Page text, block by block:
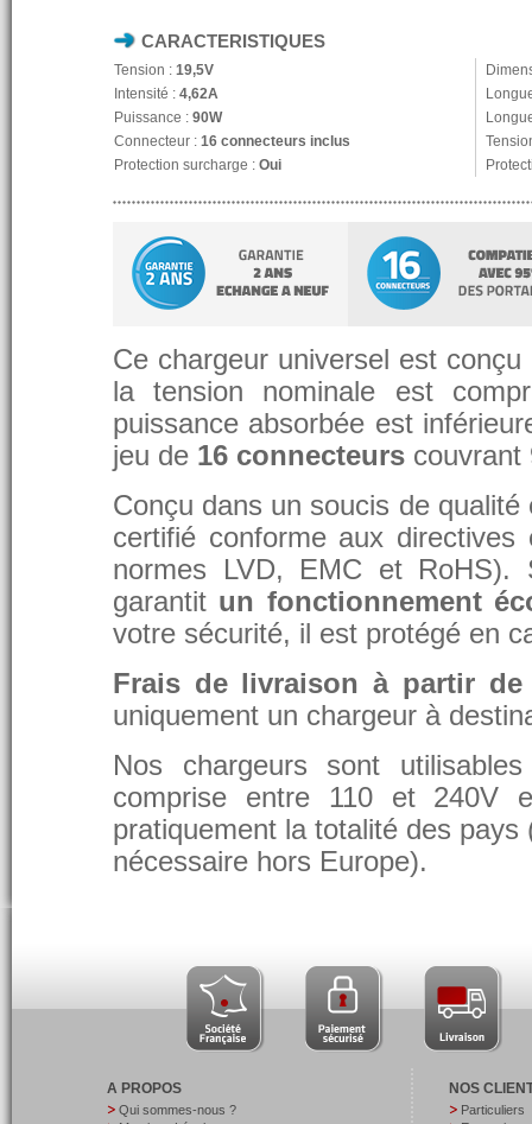
CARACTERISTIQUES
Tension : 19,5V
Intensité : 4,62A
Puissance : 90W
Connecteur : 16 connecteurs inclus
Protection surcharge : Oui
Ce chargeur universel est
la tension nominale est
puissance absorbée est
jeu de 16 connecteurs couvrant
Conçu dans un soucis de
certifié conforme aux
normes LVD, EMC et RoHS).
garantit un fonctionnement
votre sécurité, il est protégé en
Frais de livraison à partir de
uniquement un chargeur à
Nos chargeurs sont
comprise entre 110 et 240V
pratiquement la totalité des
nécessaire hors Europe).
A PROPOS
Qui sommes-nous ?
NOS
Particuliers